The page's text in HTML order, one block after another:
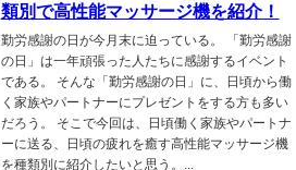
類別で高性能マッサージ機を紹介！
勤労感謝の日が今月末に迫っている。 「勤労感謝
の日」は一年頑張った人たちに感謝するイベント
である。 そんな「勤労感謝の日」に、日頃から働
く家族やパートナーにプレゼントをする方も多い
だろう。 そこで今回は、日頃働く家族やパートナ
ーに送る、日頃の疲れを癒す高性能マッサージ機
を種類別に紹介したいと思う。...